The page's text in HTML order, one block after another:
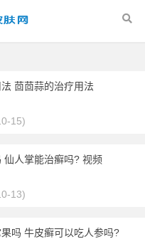
茴茴蒜的治疗用法
15)
仙人掌能治癣吗? 视频
13)
吗 牛皮癣可以吃人参吗?